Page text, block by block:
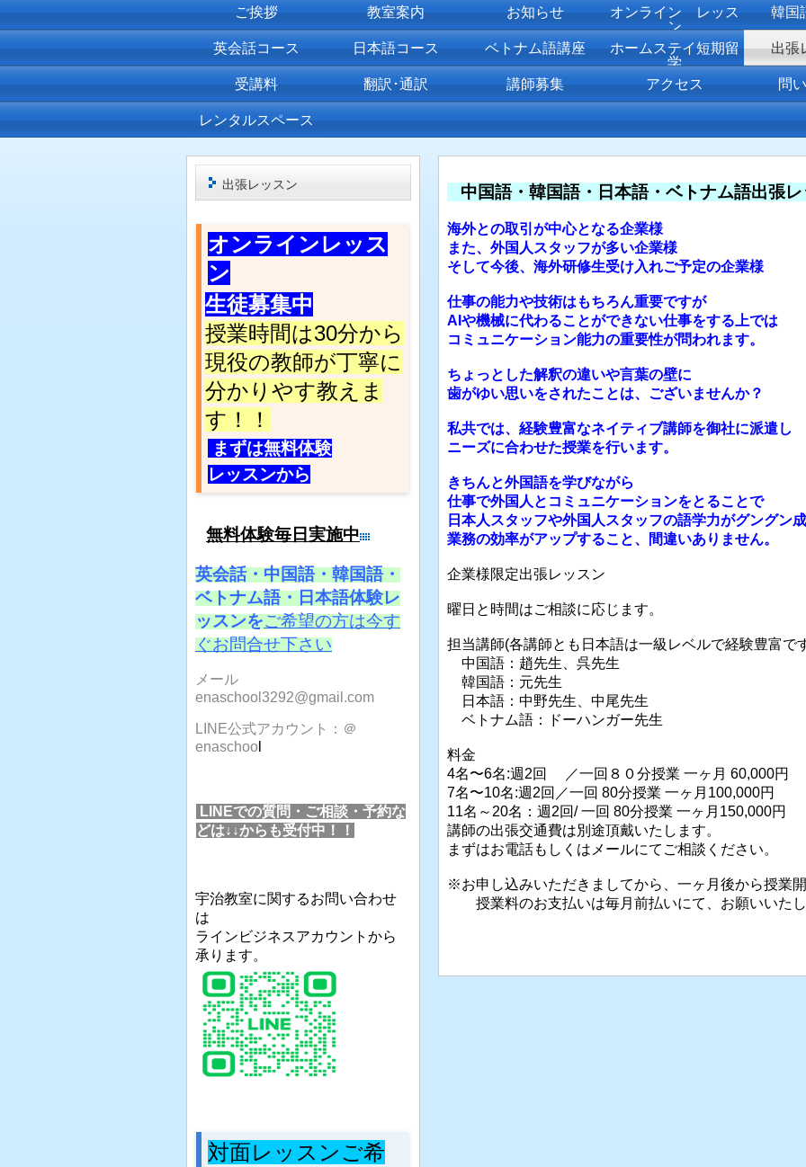
ご挨拶 教室案内 お知らせ
オンライン レッス
ン
韓国
英会話コース 日本語コース ベトナム語講座
ホームステイ短期留
学
出張
受講料 翻訳･通訳 講師募集 アクセス 問
レンタルスペース
中国語・韓国語・日本語・ベトナム語出張レ
海外との取引が中心となる企業様
また、外国人スタッフが多い企業様
そして今後、海外研修生受け入れご予定の企業様
仕事の能力や技術はもちろん重要ですが
AIや機械に代わることができない仕事をする上では
コミュニケーション能力の重要性が問われます。
ちょっとした解釈の違いや言葉の壁に
歯がゆい思いをされたことは、ございませんか？
私共では、経験豊富なネイティブ講師を御社に派遣し
ニーズに合わせた授業を行います。
きちんと外国語を学びながら
仕事で外国人とコミュニケーションをとることで
日本人スタッフや外国人スタッフの語学力がグングン
業務の効率がアップすること、間違いありません。
企業様限定出張レッスン
曜日と時間はご相談に応じます。
担当講師(各講師とも日本語は一級レベルで経験豊富で
中国語：趙先生、呉先生
韓国語：元先生
日本語：中野先生、中尾先生
ベトナム語：ドーハンガー先生
料金
4名〜6名:週2回 ／一回８０分授業 一ヶ月 60,000円
7名〜10名:週2回／一回 80分授業 一ヶ月100,000円
11名～20名：週2回/ 一回 80分授業 一ヶ月150,000円
講師の出張交通費は別途頂戴いたします。
まずはお電話もしくはメールにてご相談ください。
※お申し込みいただきましてから、一ヶ月後から授業開
授業料のお支払いは毎月前払いにて、お願いいたし
出張レッスン
オンラインレッス
ン
生徒募集中
授業時間は30分から
現役の教師が丁寧に
分かりやす教えま
す ！！
まずは無料体験
レッスンから
無料体験毎日実施中
英会話・中国語・韓国語・
ベトナム語・日本語体験レ
ッスンをご希望の方は今す
ぐお問合せ下さい
メール
enaschool3292@gmail.com
LINE公式アカウント：＠
enaschoo
LINEでの質問・ご相談・予約な
どは↓↓からも受付中！！
宇治教室に関するお問い合わせ
は
ラインビジネスアカウントから
承ります。
対面レッスンご希